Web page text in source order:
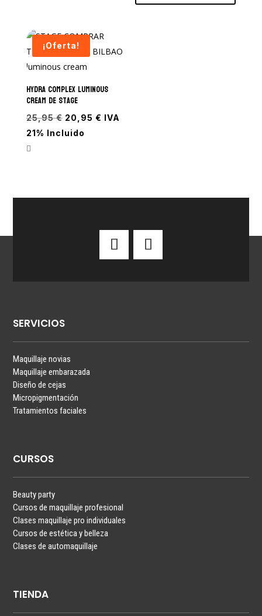
¡Oferta!
HYDRA COMPLEX LUMINOUS
CREAM de Stage
25,95€ El
precio
20,95 € El
IVA
21% Incluido
SERVICIOS
Maquillaje novias
Maquillaje embarazada
Diseño de cejas
Micropigmentación
Tratamientos faciales
CURSOS
Beauty party
Cursos de maquillaje profesional
Clases maquillaje pro individuales
Cursos de estética y belleza
Clases de automaquillaje
TIENDA